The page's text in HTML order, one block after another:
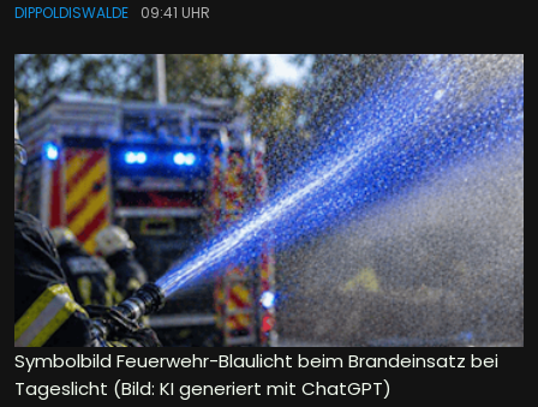
DIPPOLDISWALDE 09:41 UHR
Symbolbild Feuerwehr-Blaulicht beim Brandeinsatz bei
Tageslicht (Bild: KI generiert mit ChatGPT)